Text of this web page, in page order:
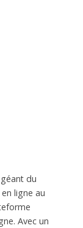
du
ligne au
Avec un